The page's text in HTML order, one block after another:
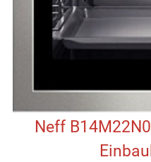
Neff